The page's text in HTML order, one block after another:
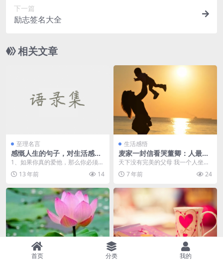
下一篇
励志签名大全
相关文章
至理名言
感慨人生的句子，对生活感慨
的经典句子
1、如果你真的爱他，那么你必须容
忍他部份的缺点。 2、要克服对死
亡...13 年前 14
生活感悟
麦家一封信看哭董卿：人最大
的教养，是原谅父母的不完美
天下没有完美的父母 我一个人坐在
书房里面，对着电脑。天色越来越
黑，可是我觉得已经...
7 年前 24
首页 分类 我的